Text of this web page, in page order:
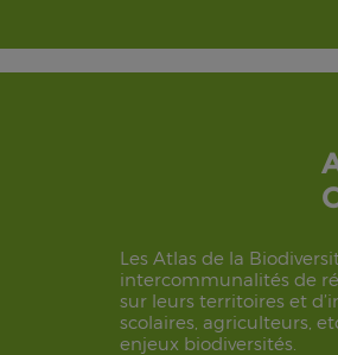
Les Atlas de la
intercommunalités de
sur leurs territoires et
scolaires, agriculteurs,
enjeux biodiversités.